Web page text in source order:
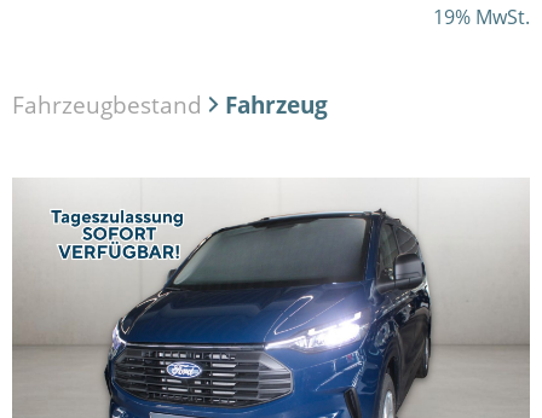
19% MwSt.
Fahrzeugbestand Fahrzeug